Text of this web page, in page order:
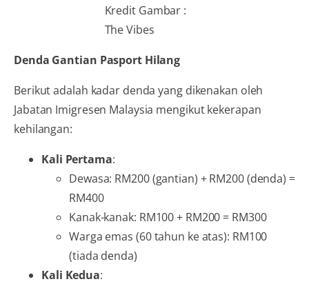
Kredit Gambar :
The Vibes
Denda Gantian Pasport Hilang
Berikut adalah kadar denda yang dikenakan oleh
Jabatan Imigresen Malaysia mengikut kekerapan
kehilangan:
Kali Pertama:
Dewasa: RM200 (gantian) + RM200 (denda) =
RM400
Kanak-kanak: RM100 + RM200 = RM300
Warga emas (60 tahun ke atas): RM100
(tiada denda)
Kali Kedua: